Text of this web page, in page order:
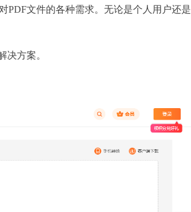
PDF文件的各种需求。无论是个人用户还是
决方案。